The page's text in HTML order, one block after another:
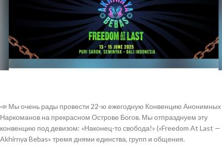
📣 Мы очень рады провести 22-ю ежегодную Конвенцию Анонимных
Наркоманов на прекрасном Острове Богов. Мы отпразднуем эту
конвенцию под девизом: «Наконец-то свобода!» («Freedom At Last —
Akhirnya Bebas» тремя днями единства, групп и общения.